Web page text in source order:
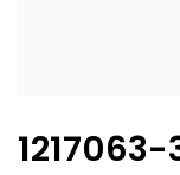
1217063-